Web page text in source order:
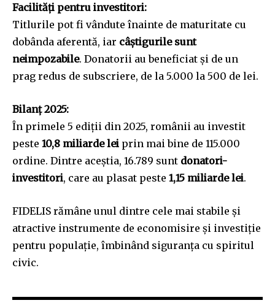
Facilități pentru investitori:
Titlurile pot fi vândute înainte de maturitate cu
dobânda aferentă, iar câștigurile sunt
neimpozabile. Donatorii au beneficiat și de un
prag redus de subscriere, de la 5.000 la 500 de lei.
Bilanț 2025:
În primele 5 ediții din 2025, românii au investit
peste 10,8 miliarde lei prin mai bine de 115.000
ordine. Dintre aceștia, 16.789 sunt donatori-
investitori, care au plasat peste 1,15 miliarde lei.
FIDELIS rămâne unul dintre cele mai stabile și
atractive instrumente de economisire și investiție
pentru populație, îmbinând siguranța cu spiritul
civic.